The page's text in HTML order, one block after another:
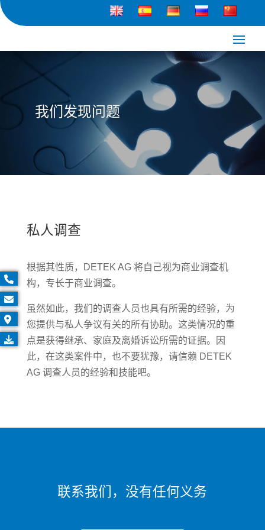
我们发现问题
私人调查
根据其性质，DETEK AG 将自己视为商业调查机
构，专长于商业调查。
虽然如此，我们的调查人员也具有所需的经验，为
您提供与私人争议有关的所有协助。这类情况的重
点是获得继承、家庭及离婚诉讼所需的证据。因
此，在这类案件中，也不要犹豫，请信赖 DETEK
AG 调查人员的经验和技能吧。
联系我们，没有任何义务